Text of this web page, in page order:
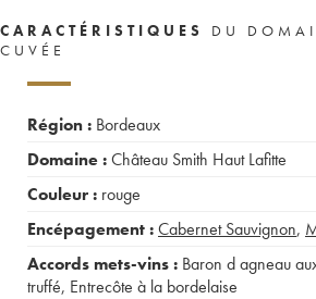
CARACTÉRISTIQUES
DU
CUVÉE
Région : Bordeaux
Domaine :Château Smith Haut Lafitte
Couleur : rouge
Encépagement :Cabernet Sauvignon,
Accords mets-vins : Baron d agneau
truffé, Entrecôte à la bordelaise